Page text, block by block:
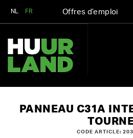
NL FR Offres d’emploi
PANNEAU C31A
CODE ARTICLE: